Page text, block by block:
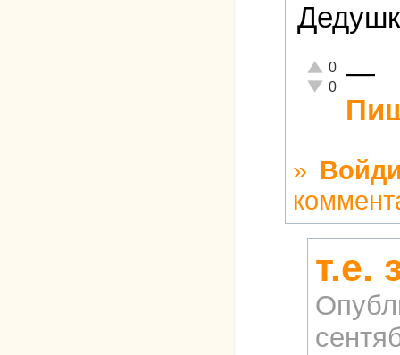
Отлично!
0
Неадекватно!
0 —
»
т.е.